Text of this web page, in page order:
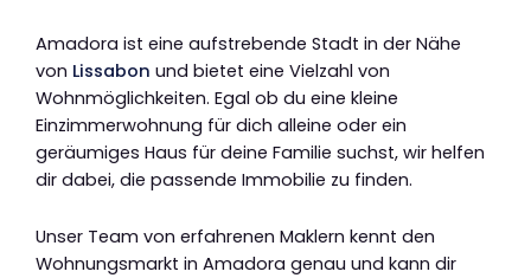
Amadora ist eine aufstrebende Stadt in der Nähe
von Lissabon und bietet eine Vielzahl von
Wohnmöglichkeiten. Egal ob du eine kleine
Einzimmerwohnung für dich alleine oder ein
geräumiges Haus für deine Familie suchst, wir helfen
dir dabei, die passende Immobilie zu finden.
Unser Team von erfahrenen Maklern kennt den
Wohnungsmarkt in Amadora genau und kann dir